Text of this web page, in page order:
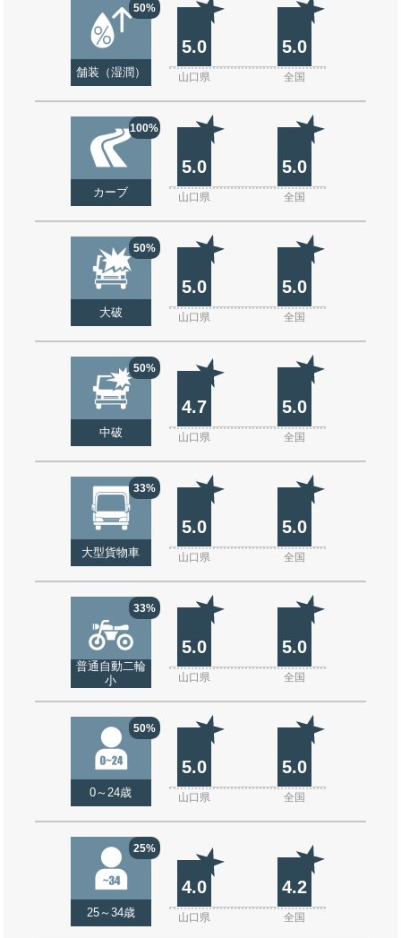
50%
舗装（湿潤）
5.0 5.0
山口県 全国
100%
カーブ
5.0 5.0
山口県 全国
50%
大破
5.0 5.0
山口県 全国
50%
中破
4.7 5.0
山口県 全国
33%
大型貨物車
5.0 5.0
山口県 全国
33%
普通自動二輪
小
5.0 5.0
山口県 全国
50%
0～24歳
5.0 5.0
山口県 全国
25%
25～34歳
4.0 4.2
山口県 全国